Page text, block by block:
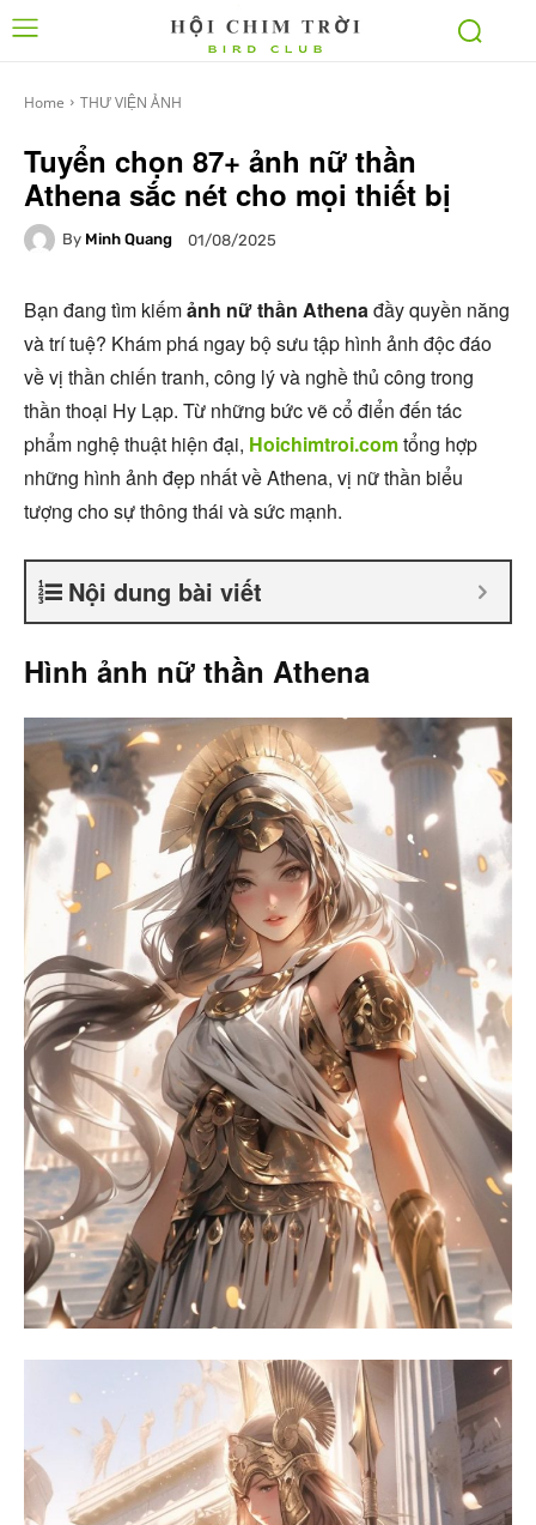
Home THƯ VIỆN ẢNH
Tuyển chọn 87+ ảnh nữ thần
Athena sắc nét cho mọi thiết bị
By Minh Quang 01/08/2025
Bạn đang tìm kiếmảnh nữ thần Athena đầy quyền năng
và trí tuệ? Khám phá ngay bộ sưu tập hình ảnh độc đáo
về vị thần chiến tranh, công lý và nghề thủ công trong
thần thoại Hy Lạp. Từ những bức vẽ cổ điển đến tác
phẩm nghệ thuật hiện đại, Hoichimtroi.comtổng hợp
những hình ảnh đẹp nhất về Athena, vị nữ thần biểu
tượng cho sự thông thái và sức mạnh.
Nội dung bài viết
Hình ảnh nữ thần Athena